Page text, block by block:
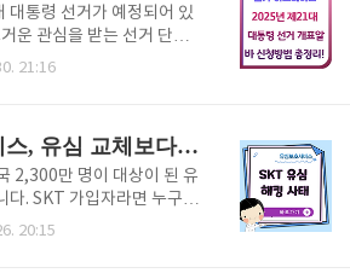
한 국가로, 전력의 37%를
원전을 교체하고 탄소 중
원전 건설을 추진하고 있었
에서 체코는 미국, 프랑스
대통령 선거가 예정되어 있
운 관심을 받는 선거 단기
로 시작됐는데요. 특히 개
될 예정입니다. 👉선관위
는 선거관리위원회를 통해
관련 알바의 종류부터 신청
눈에 살펴볼 수 있도록 정
인기 있는 이유는?선거 당
21:16
SKT유심보호 서비스, 유심 교체보다 더 시급합니다!
2,300만 명이 대상이 된 유
다. SKT 가입자라면 누구나
어요. 하지만... 정작 대리점
20:15